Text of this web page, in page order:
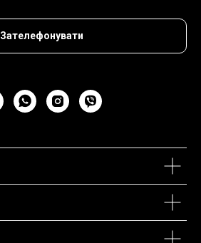
Зателефонувати